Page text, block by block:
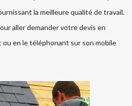
la meilleure qualité de travail.
aller demander votre devis en
en le téléphonant sur son mobile